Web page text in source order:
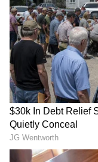
ಎಚ್‌.ಡಿ. ಕೋಟೆ
ಹಣೆಪಟ್ಟಿಯಿಂದ
ವರ್ಷಗಳ ಅವಧಿಯಲ್ಲಿ
ಕೆಲಸಗಳನ್ನು
ಮತದಾರರು,
ಅವಕಾಶ
ಮಾಜಿ ಶಾಸಕ ದಿ.
ಆರ್‌.
ನಡೆಸಿದ್ದರು.
ಅವುಗಳನ್ನು